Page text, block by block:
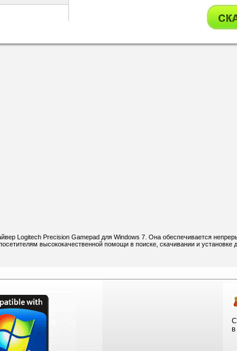
Logitech Precision Gamepad для Windows 7. Она обеспечивается
высококачественной помощи в поиске, скачивании и установке
в